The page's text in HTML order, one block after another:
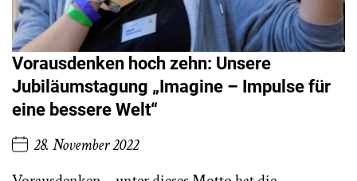
Vorausdenken hoch zehn: Unsere
Jubiläumstagung „Imagine – Impulse für
eine bessere Welt“
28. November 2022